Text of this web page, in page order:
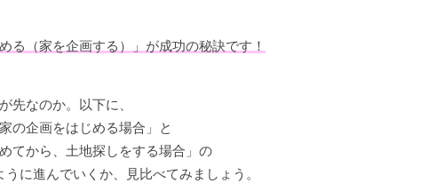
る（家を企画する）」が成功の秘訣です！
先なのか。以下に、
の企画をはじめる場合」と
てから、土地探しをする場合」の
に進んでいくか、見比べてみましょう。